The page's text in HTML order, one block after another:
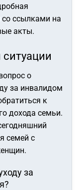
со ссылками на
акты.
о
за инвалидом
к
дохода семьи.
семей с
за